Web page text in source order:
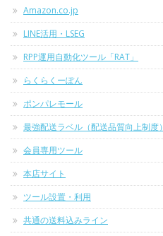
Amazon.co.jp
LINE活用・LSEG
RPP運用自動化ツール「RAT」
らくらくーぽん
ポンパレモール
最強配送ラベル（配送品質向上制度）
会員専用ツール
本店サイト
ツール設置・利用
共通の送料込みライン